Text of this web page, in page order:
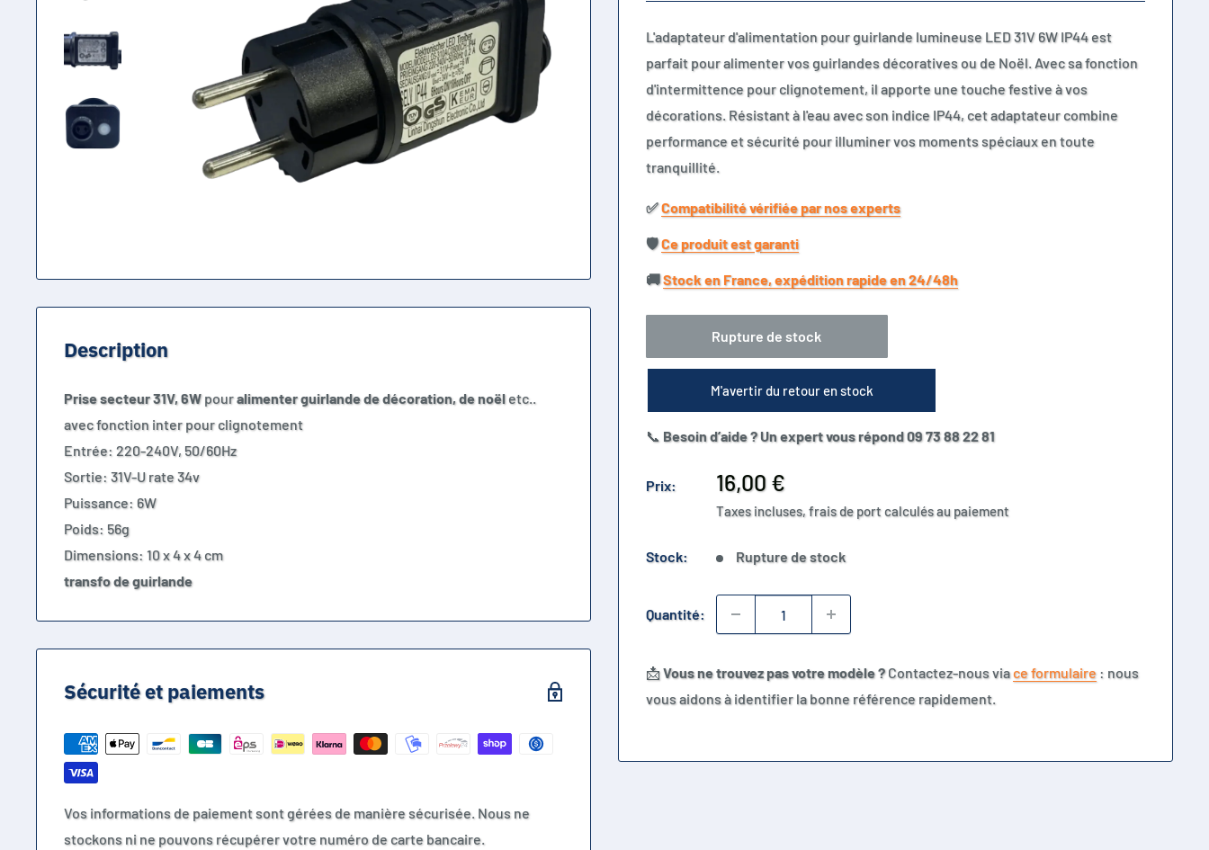
L'adaptateur d'alimentation pour guirlande lumineuse LED 31V 6W IP44 est
parfait pour alimenter vos guirlandes décoratives ou de Noël. Avec sa fonction
d'intermittence pour clignotement, il apporte une touche festive à vos
décorations. Résistant à l'eau avec son indice IP44, cet adaptateur combine
performance et sécurité pour illuminer vos moments spéciaux en toute
tranquillité.
✅​Compatibilité vérifiée par nos experts
🛡️​Ce produit est garanti
🚚​Stock en France, expédition rapide en 24/48h
Rupture de stock
M'avertir du retour en stock
📞 Besoin d’aide ? Un expert vous répond 09 73 88 22 81
Prix:
Prix
réduit
16,00 €
Taxes incluses, frais de port calculés au paiement
Stock: Rupture de stock
Quantité:
📩Vous ne trouvez pas votre modèle ?Contactez-nous viace formulaire : nous
vous aidons à identifier la bonne référence rapidement.
Description
Prise secteur 31V, 6Wpouralimenter guirlande de décoration, de noël etc..
avec fonction inter pour clignotement
Entrée: 220-240V, 50/60Hz
Sortie: 31V-U rate 34v
Puissance: 6W
Poids: 56g
Dimensions: 10 x 4 x 4 cm
transfo de guirlande
Sécurité et paiements
Vos informations de paiement sont gérées de manière sécurisée. Nous ne
stockons ni ne pouvons récupérer votre numéro de carte bancaire.